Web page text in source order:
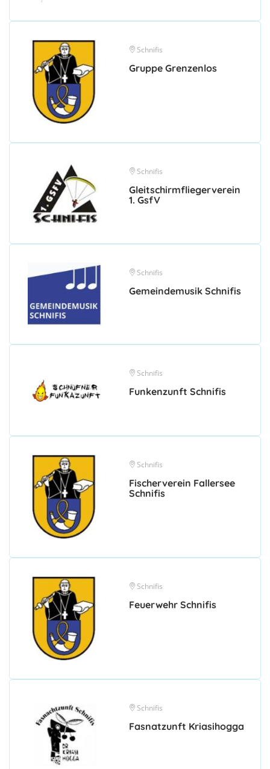
Schnifis
Gruppe Grenzenlos
Schnifis
Gleitschirmfliegerverein
1. GsfV
Schnifis
Gemeindemusik Schnifis
Schnifis
Funkenzunft Schnifis
Schnifis
Fischerverein Fallersee
Schnifis
Schnifis
Feuerwehr Schnifis
Schnifis
Fasnatzunft Kriasihogga